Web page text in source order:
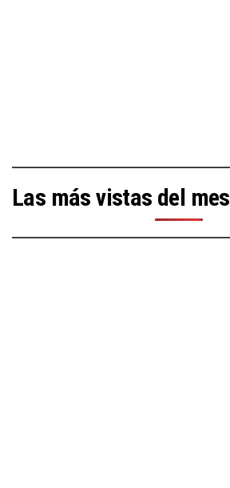
Las más vistas del mes